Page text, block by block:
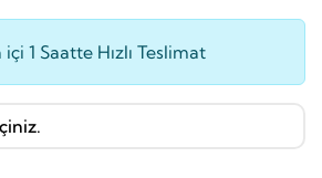
1 Saatte Hızlı Teslimat